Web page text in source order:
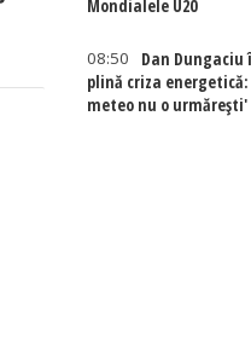
Mondialele U20
08:50
Dan
plină criza
meteo nu o urmărești'